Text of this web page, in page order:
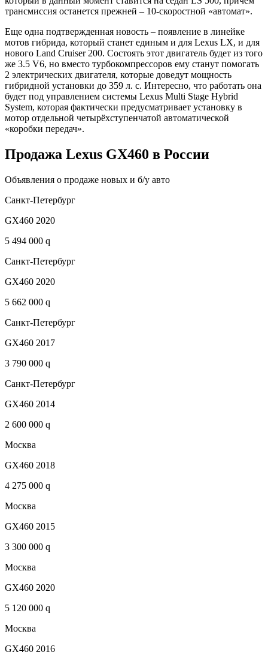
трансмиссия останется прежней – 10-скоростной «автомат».
Еще одна подтвержденная новость – появление в линейке
мотов гибрида, который станет единым и для Lexus LX, и для
нового Land Cruiser 200. Состоять этот двигатель будет из того
же 3.5 V6, но вместо турбокомпрессоров ему станут помогать
2 электрических двигателя, которые доведут мощность
гибридной установки до 359 л. с. Интересно, что работать она
будет под управлением системы Lexus Multi Stage Hybrid
System, которая фактически предусматривает установку в
мотор отдельной четырёхступенчатой автоматической
«коробки передач».
Продажа Lexus GX460 в России
Объявления о продаже новых и б/у авто
Санкт-Петербург
GX460 2020
5 494 000 q
Санкт-Петербург
GX460 2020
5 662 000 q
Санкт-Петербург
GX460 2017
3 790 000 q
Санкт-Петербург
GX460 2014
2 600 000 q
Москва
GX460 2018
4 275 000 q
Москва
GX460 2015
3 300 000 q
Москва
GX460 2020
5 120 000 q
Москва
GX460 2016